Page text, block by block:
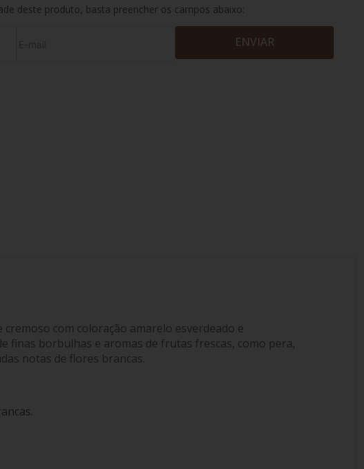
deste produto, basta preencher os campos abaixo:
ENVIAR
com coloração amarelo esverdeado e
finas borbulhas e aromas de frutas frescas, como pera,
notas de flores brancas.